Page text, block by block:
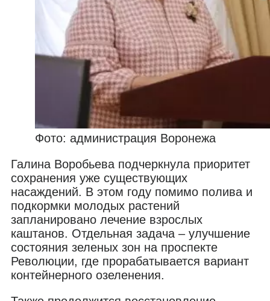
Фото: администрация Воронежа
Галина Воробьева подчеркнула приоритет
сохранения уже существующих
насаждений. В этом году помимо полива и
подкормки молодых растений
запланировано лечение взрослых
каштанов. Отдельная задача – улучшение
состояния зеленых зон на проспекте
Революции, где прорабатывается вариант
контейнерного озеленения.